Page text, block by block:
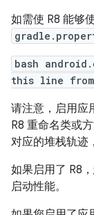
如需使 R8 能够
bash
this line from
请注意，启用应
R8 重命名类或
对应的堆栈轨迹
如果启用了 R8
启动性能。